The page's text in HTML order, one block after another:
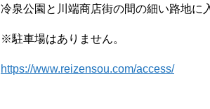
冷泉公園と川端商店街の間の細い路地に
※駐車場はありません。
https://www.reizensou.com/access/